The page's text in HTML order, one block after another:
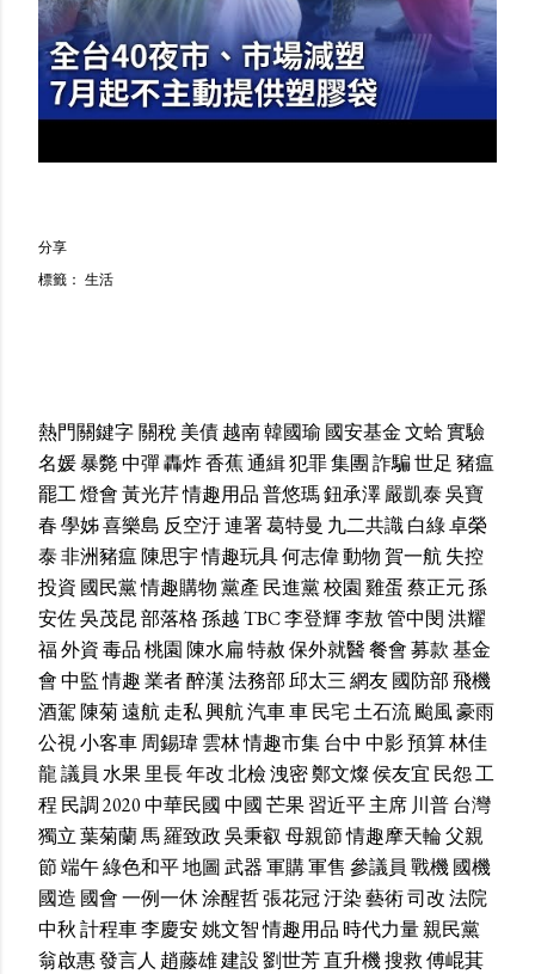
分享
標籤： 生活
熱門關鍵字關稅美債越南韓國瑜 國安基金文蛤實驗
名媛暴斃中彈轟炸香蕉通緝犯罪集團詐騙世足 豬瘟
罷工燈會黃光芹情趣用品普悠瑪鈕承澤嚴凱泰吳寶
春學姊喜樂島 反空汙連署葛特曼 九二共識白綠卓榮
泰非洲豬瘟陳思宇情趣玩具何志偉動物賀一航失控
投資 國民黨情趣購物黨產 民進黨校園雞蛋蔡正元孫
安佐吳茂昆部落格孫越TBC李登輝李敖管中閔洪耀
福外資毒品桃園陳水扁特赦保外就醫餐會募款基金
會中監情趣業者醉漢法務部邱太三網友國防部飛機
酒駕陳菊遠航走私興航汽車車民宅土石流颱風豪雨
公視小客車周錫瑋雲林情趣市集台中 中影預算林佳
龍議員 水果里長年改北檢洩密鄭文燦侯友宜 民怨工
程 民調2020中華民國中國芒果習近平主席 川普台灣
獨立葉菊蘭馬羅致政吳秉叡母親節情趣摩天輪父親
節端午綠色和平地圖武器軍購軍售 參議員 戰機國機
國造 國會一例一休涂醒哲張花冠汙染藝術司改法院
中秋計程車李慶安姚文智情趣用品 時代力量親民黨
翁啟惠發言人 趙藤雄建設劉世芳直升機搜救傅崐萁